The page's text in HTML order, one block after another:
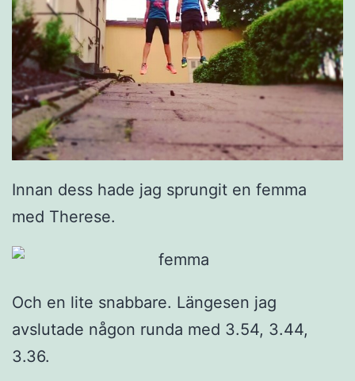
Innan dess hade jag sprungit en femma
med Therese.
Och en lite snabbare. Längesen jag
avslutade någon runda med 3.54, 3.44,
3.36.